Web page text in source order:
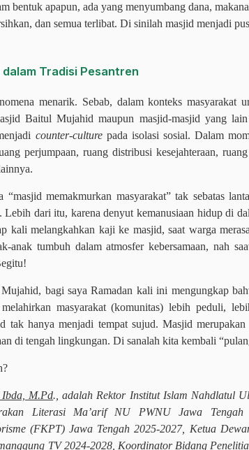
bentuk apapun, ada yang menyumbang dana,
dan semua terlibat. Di sinilah masjid menjadi
dalam Tradisi Pesantren
menarik. Sebab, dalam konteks masyarakat
Baitul Mujahid maupun masjid-masjid yang
counter-culturepada isolasi sosial. Dalam
perjumpaan, ruang distribusi kesejahteraan,
“masjid memakmurkan masyarakat” tak sebatas
Lebih dari itu, karena denyut kemanusiaan hidup di
kali melangkahkan kaji ke masjid, saat warga
anak tumbuh dalam atmosfer kebersamaan, nah
bagi saya Ramadan kali ini mengungkap
masyarakat (komunitas) lebih peduli,
tak hanya menjadi tempat sujud. Masjid
di tengah lingkungan. Di sanalah kita kembali
M.Pd., adalah Rektor Institut Islam Nahdlatul
Literasi Ma’arif NU PWNU Jawa
(FKPT) Jawa Tengah 2025-2027, Ketua
TV 2024-2028, Koordinator Bidang